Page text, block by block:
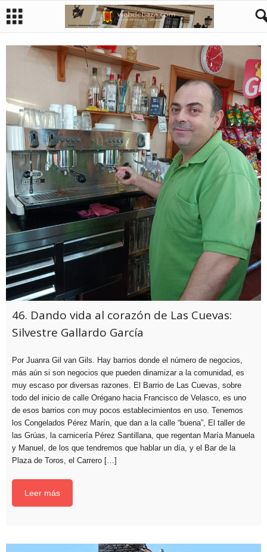
46. Dando vida al corazón de Las Cuevas:
Silvestre Gallardo García
Por Juanra Gil van Gils. Hay barrios donde el número de negocios,
más aún si son negocios que pueden dinamizar a la comunidad, es
muy escaso por diversas razones. El Barrio de Las Cuevas, sobre
todo del inicio de calle Orégano hacia Francisco de Velasco, es uno
de esos barrios con muy pocos establecimientos en uso. Tenemos
los Congelados Pérez Marín, que dan a la calle “buena”, El taller de
las Grúas, la carnicería Pérez Santillana, que regentan María Manuela
y Manuel, de los que tendremos que hablar un día, y el Bar de la
Plaza de Toros, el Carrero […]
Leer más